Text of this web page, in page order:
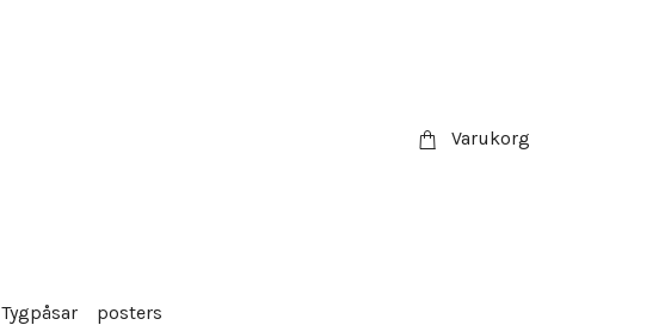
Varukorg
Tygpåsar posters